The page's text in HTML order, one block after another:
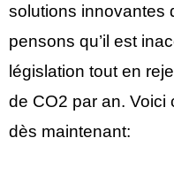
solutions innovantes
pensons qu’il est
législation tout en
de CO2 par an. Voici
dès maintenant: